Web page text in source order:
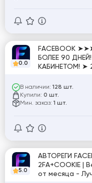
0.0
FACEBOOK
БОЛЕЕ 90
КАБИНЕТОМ! ➤
В наличии: 128 шт.
Купили: 0 шт.
Мин. заказ: 1 шт.
5.0
АВТОРЕГИ
2FA+COOKIE |
от месяца -